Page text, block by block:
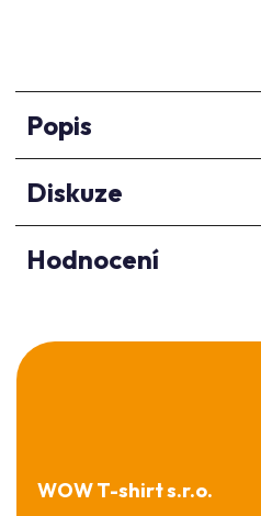
Popis
Diskuze
Hodnocení
Z
á
WOW T-shirt s.r.o.